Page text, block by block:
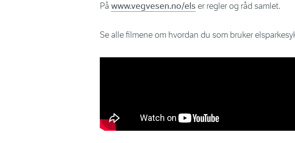
På www.vegvesen.no/els er regler og råd samlet.
Se alle filmene om hvordan du som bruker